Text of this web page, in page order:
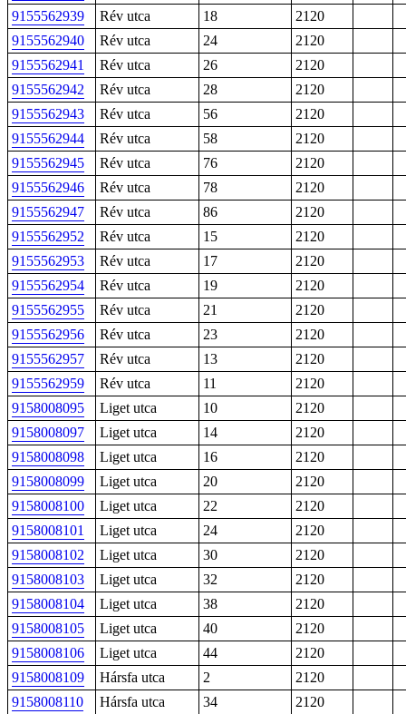
9155562939
Rév utca 18
2120
9155562940
Rév utca 24
2120
9155562941
Rév utca 26
2120
9155562942
Rév utca 28
2120
9155562943
Rév utca 56
2120
9155562944
Rév utca 58
2120
9155562945
Rév utca 76
2120
9155562946
Rév utca 78
2120
9155562947
Rév utca 86
2120
9155562952
Rév utca 15
2120
9155562953
Rév utca 17
2120
9155562954
Rév utca 19
2120
9155562955
Rév utca 21
2120
9155562956
Rév utca 23
2120
9155562957
Rév utca 13
2120
9155562959
Rév utca 11
2120
9158008095
Liget utca 10
2120
9158008097
Liget utca 14
2120
9158008098
Liget utca 16
2120
9158008099
Liget utca 20
2120
9158008100
Liget utca 22
2120
9158008101
Liget utca 24
2120
9158008102
Liget utca 30
2120
9158008103
Liget utca 32
2120
9158008104
Liget utca 38
2120
9158008105
Liget utca 40
2120
9158008106
Liget utca 44
2120
9158008109
Hársfa utca 2
2120
9158008110
Hársfa utca 34 2120